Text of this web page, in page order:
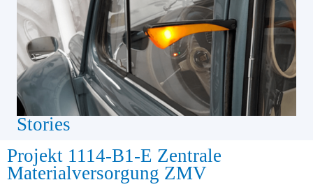
Stories
Projekt 1114-B1-E Zentrale
Materialversorgung ZMV